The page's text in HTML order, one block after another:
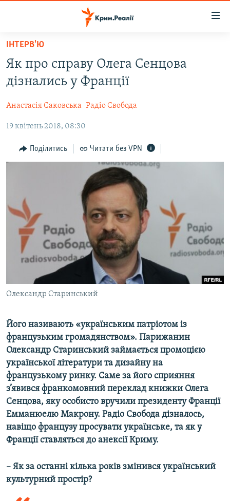
Перейти
основного
матеріалу
до
навігації
Перейти
ВОДА.КРИМ
ВІДЕО ТА ФОТО
ПОЛІТИКА
БЛОГИ
ПОГЛЯД
СПЕЦПРОЕКТИ
ДЕПОРТАЦІЯ
ВІДЕОУРОКИ «ELIFBE»
СВІДЧЕННЯ ОКУПАЦІЇ
УКРАЇНСЬКА ПРОБЛЕМА КРИМУ
ІНФОГРАФІКА
ЯК ОБІЙТИ БЛОКУВАННЯ
Русский
ДОЛУЧАЙСЯ!
Усі сайти RFE/RL
ІНТЕРВ'Ю
Як про справу Олега Сенцова
дізнались у Франції
Анастасія Саковська Радіо Свобода
19 квітень 2018, 08:30
Поділитись Читати без VPN
Олександр Старинський
Його називають «українським патріотом із
французьким громадянством». Парижанин
Олександр Старинський займається промоцією
української літератури та дизайну на
французькому ринку. Саме за його сприяння
з’явився франкомовний переклад книжки Олега
Сенцова, яку особисто вручили президенту Франції
Емманюелю Макрону. Радіо Свобода дізналось,
навіщо французу просувати українське, та як у
Франції ставляться до анексії Криму.
– Як за останні кілька років змінився український
культурний простір?